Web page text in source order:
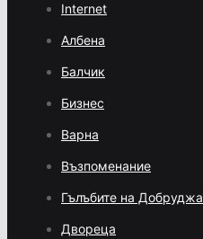
Internet
Албена
Балчик
Бизнес
Варна
Възпоменание
Гълъбите на Добруджа
Двореца